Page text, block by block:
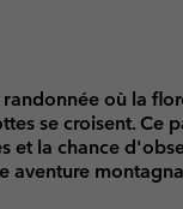
où la
se croisent. Ce
et la chance
aventure